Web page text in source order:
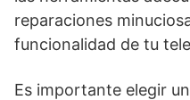
reparaciones
funcionalidad de tu
Es importante elegir